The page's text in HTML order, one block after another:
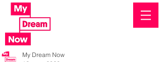
My Dream Now